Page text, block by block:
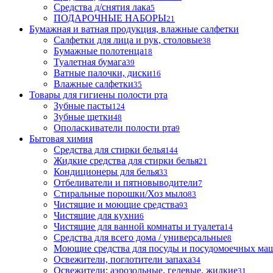
Средства д/снятия лака5
ПОДАРОЧНЫЕ НАБОРЫ21
Бумажная и ватная продукция, влажные салфетки
Салфетки для лица и рук, столовые38
Бумажные полотенца18
Туалетная бумага39
Ватные палочки, диски16
Влажные салфетки35
Товары для гигиены полости рта
Зубные пасты124
Зубные щетки48
Ополаскиватели полости рта9
Бытовая химия
Средства для стирки белья144
Жидкие средства для стирки белья21
Кондиционеры для белья33
Отбеливатели и пятновыводители7
Стиральные порошки/Хоз мыло83
Чистящие и моющие средства93
Чистящие для кухни6
Чистящие для ванной комнаты и туалета14
Средства для всего дома / универсальные8
Моющие средства для посуды и посудомоечных
Освежители, поглотители запаха34
Освежители: аэрозольные, гелевые, жидкие31